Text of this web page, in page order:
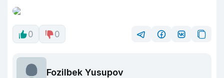
0 0
Fozilbek Yusupov